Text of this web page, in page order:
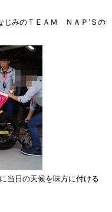
じみのＴＥＡＭ ＮＡＰ’Ｓの
当日の天候を味方に付ける